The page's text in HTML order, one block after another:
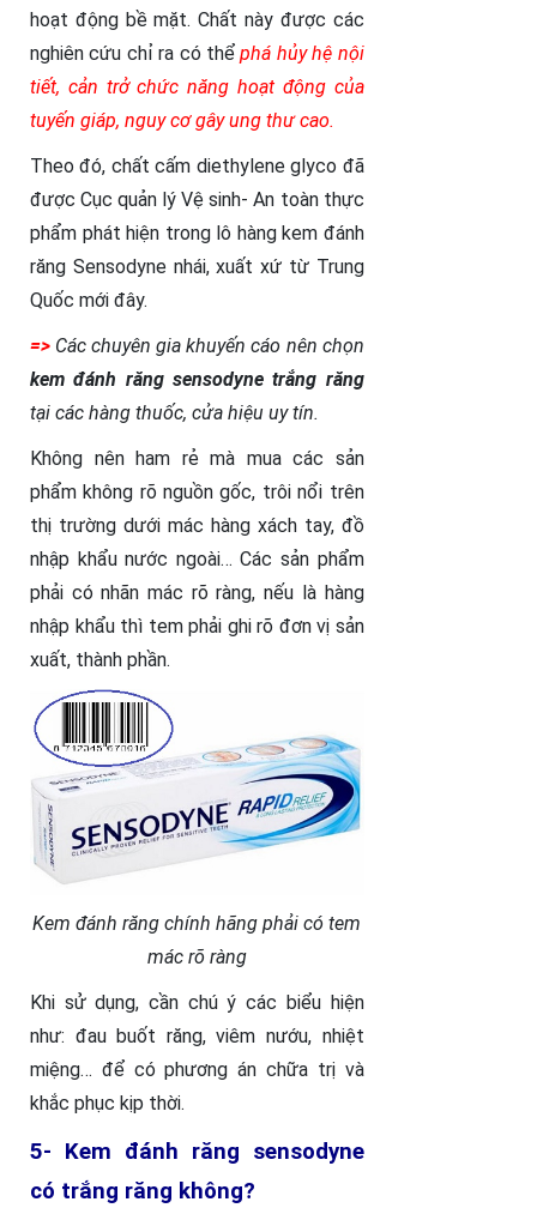
hoạt động bề mặt. Chất này được các
nghiên cứu chỉ ra có thểphá hủy hệ nội
tiết, cản trở chức năng hoạt động của
tuyến giáp, nguy cơ gây ung thư cao.
Theo đó, chất cấm diethylene glyco đã
được Cục quản lý Vệ sinh- An toàn thực
phẩm phát hiện trong lô hàng kem đánh
răng Sensodyne nhái, xuất xứ từ Trung
Quốc mới đây.
=> Các chuyên gia khuyến cáo nên chọn
kem đánh răng sensodyne trắng răng
tại các hàng thuốc, cửa hiệu uy tín.
Không nên ham rẻ mà mua các sản
phẩm không rõ nguồn gốc, trôi nổi trên
thị trường dưới mác hàng xách tay, đồ
nhập khẩu nước ngoài… Các sản phẩm
phải có nhãn mác rõ ràng, nếu là hàng
nhập khẩu thì tem phải ghi rõ đơn vị sản
xuất, thành phần.
Kem đánh răng chính hãng phải có tem
mác rõ ràng
Khi sử dụng, cần chú ý các biểu hiện
như: đau buốt răng, viêm nướu, nhiệt
miệng… để có phương án chữa trị và
khắc phục kịp thời.
5- Kem đánh răng sensodyne
có trắng răng không?